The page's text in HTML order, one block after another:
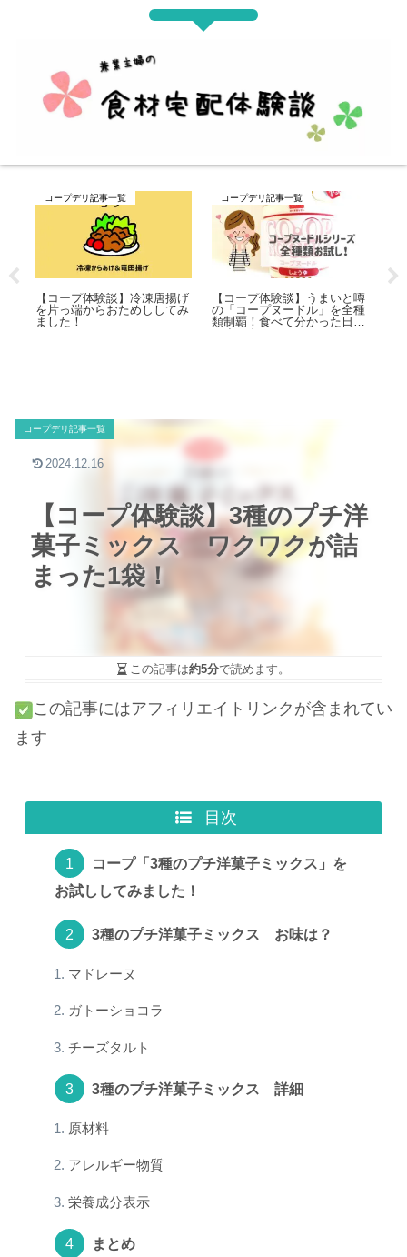
コープデリ記事一覧
【コープ体験談】うまいと噂
の「コープヌードル」を全種
類制覇！食べて分かった日清
コープデリ記事一覧
【コープ体験談】ピザはどれ
が一番おいしい？7種類をお
試ししてみました
【コープ体験談】3種のプチ洋
菓子ミックス ワクワクが詰
まった1袋！
コープデリ記事一覧
2024.12.16
この記事は約5分で読めます。
この記事にはアフィリエイトリンクが含まれてい
ます
目次
コープ「3種のプチ洋菓子ミックス」を
お試ししてみました！
3種のプチ洋菓子ミックス お味は？
マドレーヌ
ガトーショコラ
チーズタルト
3種のプチ洋菓子ミックス 詳細
原材料
アレルギー物質
栄養成分表示
まとめ